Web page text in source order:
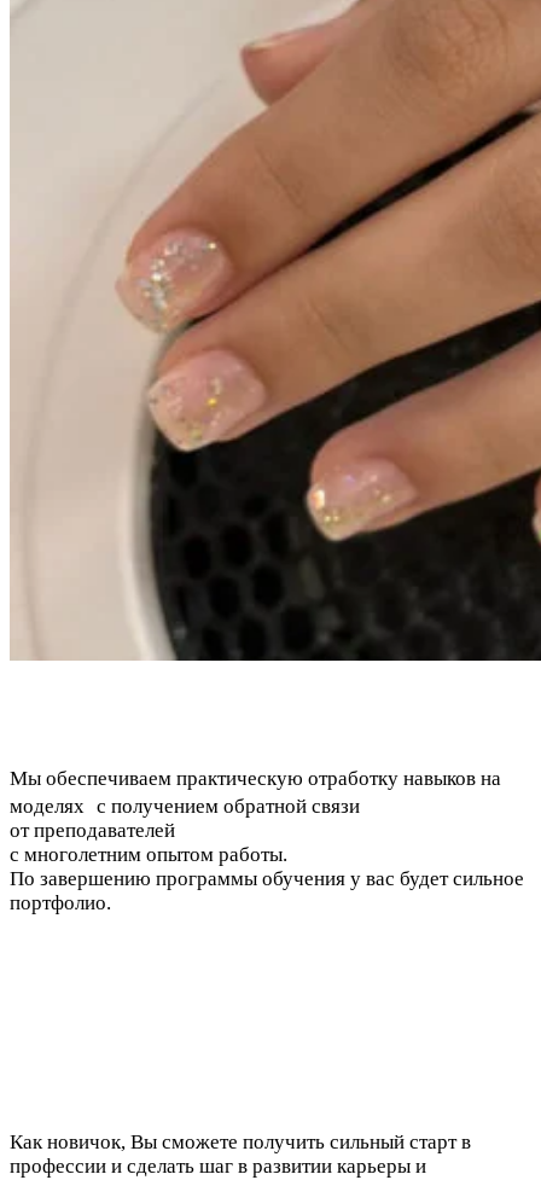
Мы обеспечиваем практическую отработку навыков на
моделях с получением обратной связи
от преподавателей
с многолетним опытом работы.
По завершению программы обучения у вас будет сильное
портфолио.
Как новичок, Вы сможете получить сильный старт в
профессии и сделать шаг в развитии карьеры и